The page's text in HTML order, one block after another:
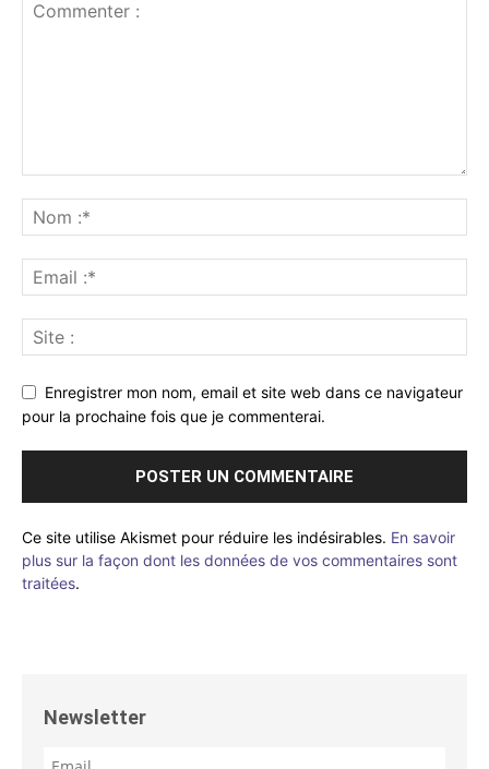
Enregistrer mon nom, email et site web dans ce navigateur
pour la prochaine fois que je commenterai.
Ce site utilise Akismet pour réduire les indésirables. En savoir
plus sur la façon dont les données de vos commentaires sont
traitées.
Newsletter